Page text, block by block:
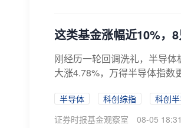
这类基金涨幅近10%，
刚经历一轮回调洗礼，半导
大涨4.78%，万得半导体指数
半导体 科创综指
科创
证券时报基金观察室
08-05 18:31